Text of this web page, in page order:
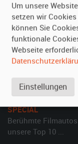
Vermieten
Oldtimer anmelden
Fotos senden
Inserat verwalten
SPECIAL
Berühmte
unsere Top 10 ...
Um unsere
setzen wir
können Sie
funktionale
Webseite
Einstellungen